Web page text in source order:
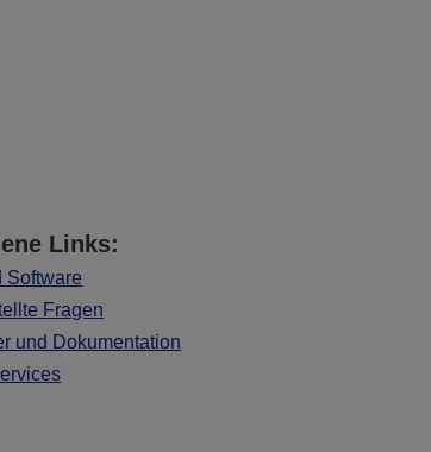
Links:
Software
Fragen
und Dokumentation